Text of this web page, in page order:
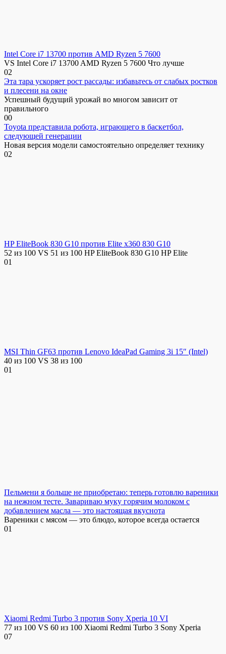
Intel Core i7 13700 против AMD Ryzen 5 7600
VS Intel Core i7 13700 AMD Ryzen 5 7600 Что лучше
02
Эта тара ускоряет рост рассады: избавьтесь от слабых ростков
и плесени на окне
Успешный будущий урожай во многом зависит от
правильного
00
Toyota представила робота, играющего в баскетбол,
следующей генерации
Новая версия модели самостоятельно определяет технику
02
HP EliteBook 830 G10 против Elite x360 830 G10
52 из 100 VS 51 из 100 HP EliteBook 830 G10 HP Elite
01
MSI Thin GF63 против Lenovo IdeaPad Gaming 3i 15″ (Intel)
40 из 100 VS 38 из 100
01
Пельмени я больше не приобретаю: теперь готовлю вареники
на нежном тесте. Завариваю муку горячим молоком с
добавлением масла — это настоящая вкуснота
Вареники с мясом — это блюдо, которое всегда остается
01
Xiaomi Redmi Turbo 3 против Sony Xperia 10 VI
77 из 100 VS 60 из 100 Xiaomi Redmi Turbo 3 Sony Xperia
07